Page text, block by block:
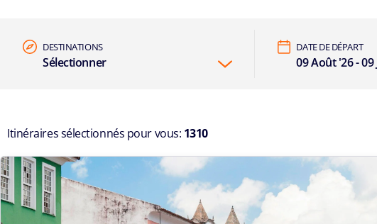
DESTINATIONS
Sélectionner
DATE DE DÉPART
09 Août '26 - 09
Itinéraires sélectionnés pour vous: 1310